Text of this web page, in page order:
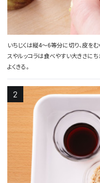
いちじくは縦4～6等分に切り、皮を
スやルッコラは食べやすい大きさに
よくきる。